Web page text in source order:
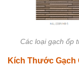
Các loại gạch ốp
Kích Thước Gạch